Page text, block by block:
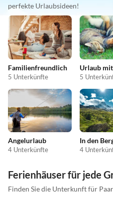
perfekte Urlaubsideen!
Familienfreundlich
5 Unterkünfte
Urlaub
5
Angelurlaub
4 Unterkünfte
In den
4
Ferienhäuser für jede
Finden Sie die Unterkunft für